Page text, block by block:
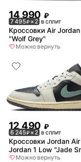
14 990 ₽
7 495₽× 2 в сплит
Кроссовки Air
"Wolf Grey"
Можно вернуть
12 490 ₽
6 245₽× 2 в сплит
Кроссовки Jordan Air
Jordan 1 Low "Jade
Можно вернуть